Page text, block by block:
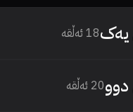
یەک18ئەڵقە
دوو20 ئەڵقە